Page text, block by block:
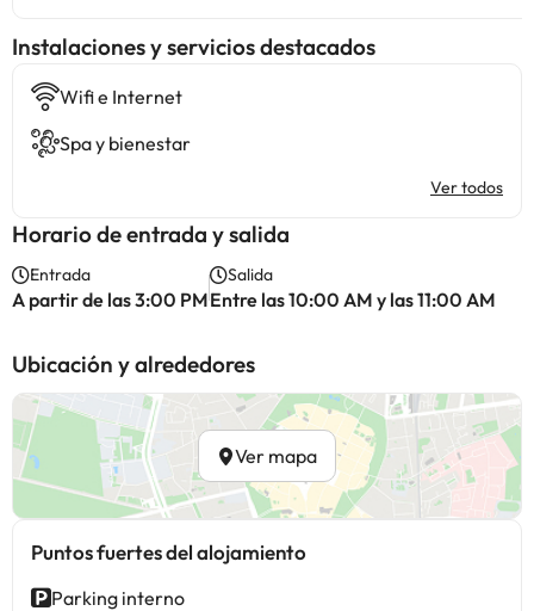
Instalaciones y servicios destacados
Wifi e Internet
Spa y bienestar
Ver todos
Horario de entrada y salida
Entrada
A partir de las 3:00 PM
Salida
Entre las 10:00 AM y las 11:00 AM
Ubicación y alrededores
Ver mapa
Puntos fuertes del alojamiento
Parking interno